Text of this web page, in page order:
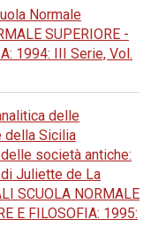
Normale
SUPERIORE -
1994: III Serie, Vol.
delle
della Sicilia
società antiche:
Juliette de La
SCUOLA NORMALE
E FILOSOFIA: 1995: